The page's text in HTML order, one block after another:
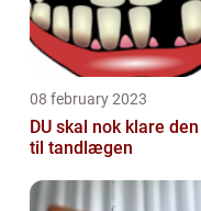
08 february 2023
DU skal nok klare
til tandlægen